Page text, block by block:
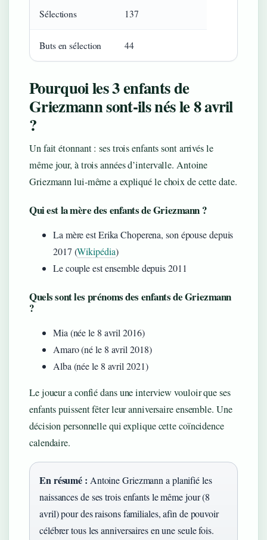
Sélections 137
Buts en sélection 44
Pourquoi les 3 enfants de
Griezmann sont-ils nés le 8 avril
?
Un fait étonnant : ses trois enfants sont arrivés le
même jour, à trois années d’intervalle. Antoine
Griezmann lui-même a expliqué le choix de cette date.
Qui est la mère des enfants de Griezmann ?
La mère est Erika Choperena, son épouse depuis
2017 (Wikipédia)
Le couple est ensemble depuis 2011
Quels sont les prénoms des enfants de Griezmann
?
Mia (née le 8 avril 2016)
Amaro (né le 8 avril 2018)
Alba (née le 8 avril 2021)
Le joueur a confié dans une interview vouloir que ses
enfants puissent fêter leur anniversaire ensemble. Une
décision personnelle qui explique cette coïncidence
calendaire.
En résumé : Antoine Griezmann a planifié les
naissances de ses trois enfants le même jour (8
avril) pour des raisons familiales, afin de pouvoir
célébrer tous les anniversaires en une seule fois.